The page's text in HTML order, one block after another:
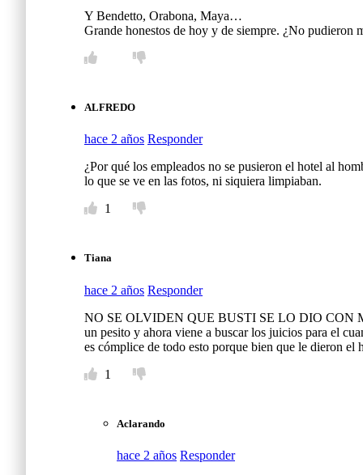
Y Bendetto, Orabona, Maya…
Grande honestos de hoy y de siempre. ¿No pudieron
ALFREDO
hace 2 años Responder
¿Por qué los empleados no se pusieron el hotel al
lo que se ve en las fotos, ni siquiera limpiaban.
1
Tiana
hace 2 años Responder
NO SE OLVIDEN QUE BUSTI SE LO DIO CON
un pesito y ahora viene a buscar los juicios para el
es cómplice de todo esto porque bien que le dieron
1
Aclarando
hace 2 años Responder